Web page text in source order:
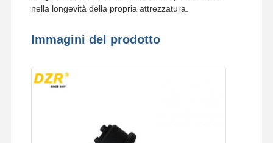
nella longevità della propria attrezzatura.
Immagini del prodotto